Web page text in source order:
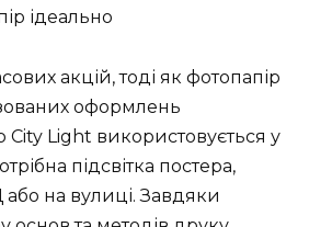
ідеально
акцій, тоді як фотопапір
оформлень
City Light використовується у
підсвітка постера,
на вулиці. Завдяки